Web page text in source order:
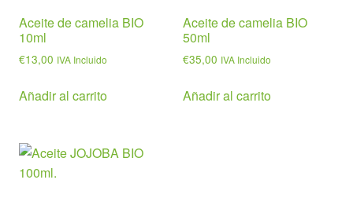
Aceite de camelia BIO
10ml
€13,00 IVA Incluido
Añadir al carrito
Aceite de camelia BIO
50ml
€35,00 IVA Incluido
Añadir al carrito